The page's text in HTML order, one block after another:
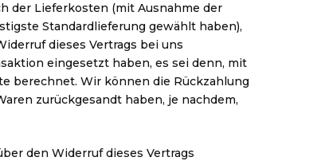
der Lieferkosten (mit Ausnahme der
Standardlieferung gewählt haben),
dieses Vertrags bei uns
eingesetzt haben, es sei denn, mit
berechnet. Wir können die Rückzahlung
zurückgesandt haben, je nachdem,
den Widerruf dieses Vertrags